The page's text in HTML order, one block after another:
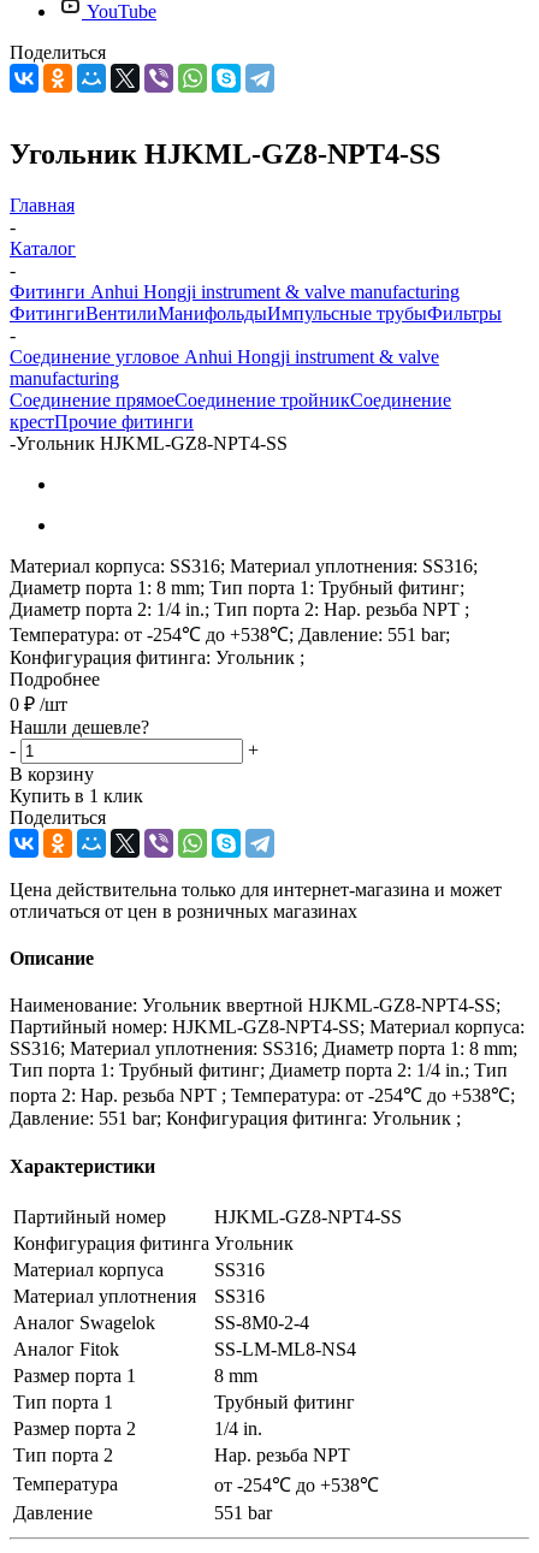
YouTube
Поделиться
Угольник HJKML-GZ8-NPT4-SS
Главная
-
Каталог
-
Фитинги Anhui Hongji instrument & valve manufacturing
ФитингиВентилиМанифольдыИмпульсные трубыФильтры
-
Соединение угловое Anhui Hongji instrument & valve
manufacturing
Соединение прямоеСоединение тройникСоединение
крестПрочие фитинги
-Угольник HJKML-GZ8-NPT4-SS
Материал корпуса: SS316; Материал уплотнения: SS316;
Диаметр порта 1: 8 mm; Тип порта 1: Трубный фитинг;
Диаметр порта 2: 1/4 in.; Тип порта 2: Нар. резьба NPT ;
Температура: от -254℃ до +538℃; Давление: 551 bar;
Конфигурация фитинга: Угольник ;
Подробнее
0 ₽ /шт
Нашли дешевле?
-
+
В корзину
Купить в 1 клик
Поделиться
Цена действительна только для интернет-магазина и может
отличаться от цен в розничных магазинах
Описание
Наименование: Угольник ввертной HJKML-GZ8-NPT4-SS;
Партийный номер: HJKML-GZ8-NPT4-SS; Материал корпуса:
SS316; Материал уплотнения: SS316; Диаметр порта 1: 8 mm;
Тип порта 1: Трубный фитинг; Диаметр порта 2: 1/4 in.; Тип
порта 2: Нар. резьба NPT ; Температура: от -254℃ до +538℃;
Давление: 551 bar; Конфигурация фитинга: Угольник ;
Характеристики
Партийный номер
HJKML-GZ8-NPT4-SS
Конфигурация фитинга Угольник
Материал корпуса
SS316
Материал уплотнения
SS316
Аналог Swagelok
SS-8M0-2-4
Аналог Fitok
SS-LM-ML8-NS4
Размер порта 1
8 mm
Тип порта 1
Трубный фитинг
Размер порта 2
1/4 in.
Тип порта 2
Нар. резьба NPT
Температура
от -254℃ до +538℃
Давление
551 bar